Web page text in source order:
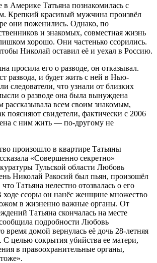
Америке Татьяна познакомилась с
Крепкий красивый мужчина произвёл
они поженились. Однако, по
и знакомых, совместная жизнь
хорошо. Они частенько ссорились.
Николай оставил её и уехал в Россию.
просила его о разводе, он отказывал.
развода, и будет жить с ней в Нью-
следователи, что узнали от близких
о разводе она была вынуждена
рассказывала всем своим знакомым,
поясняют свидетели, фактически с 2006
с ним жить — по-другому не
произошло в квартире Татьяны
«Совершенно секретно»
Тульской области Любовь
Николай Ракосий был пьян, произошёл
Татьяна нелестно отозвалась о его
ссоры он нанёс женщине множество
в жизненно важные органы. От
Татьяна скончалась на месте
подробности Любовь
домой вернулась её дочь 28-летняя
С целью сокрытия убийства ее матери,
в правоохранительные органы,